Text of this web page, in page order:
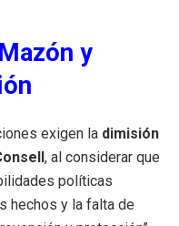
y
exigen la dimisión
, al considerar que
políticas
hechos y la falta de